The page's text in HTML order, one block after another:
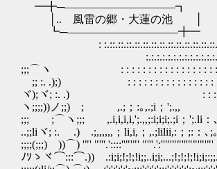
━╋─――――――――――┓
│.. 風雷の郷・大蓮の池 │
┗─――――――――――╋━
:
;;;⌒ヽ : : : : : : : : : : : : : : : : :
;; :. .);) : : : : : : : : : : : : : : :
ヾ);ヾ; :. .) : : : : : : : : : : :
ヽ;;;;))ノ;;) ; ,.;；:｡,.;i；
;;; ;⌒ヽ;;; ,.i,i,i,i,';.,,;:i;i;i;.;i；';.li：
..;;liヾ; :. .) .;,,,,,,；li,i,；,.;lilii,:；;:：､
;;;;(;;;) ))⌒) '"' "'''.'::::''"'"' "'''.':''"'""'''""'"'"'
ﾉｿゝヾ⌒:::⌒.))